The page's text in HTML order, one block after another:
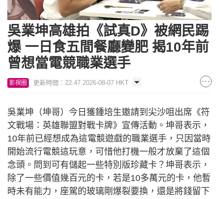
Unmute Loaded:
12.42%
吳業坤高雄拍《試真D》被網民踢
爆 一日食五間餐廳變肥 揭10年前
曾想當電競職業選手
影視圈 更新時間：22:47 2026-08-07 HKT
吳業坤（坤哥）今日獲鍾培生邀請到尖沙咀出席《符
文戰場：英雄聯盟對戰卡牌》宣傳活動。坤哥表示，
10年前已經想成為這電競遊戲的職業選手，只因當時
開始流行電競這玩意，可惜他打機一般才放棄了這個
念頭。問到可有儲起一些特別版珍藏卡？坤哥表示，
除了一些價值幾百元的卡，若是10多萬元的卡，他暫
時未有能力，座駕的玻璃剛爆裂要換，還是將錢留下